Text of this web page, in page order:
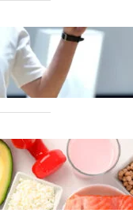
una
el
tu dieta